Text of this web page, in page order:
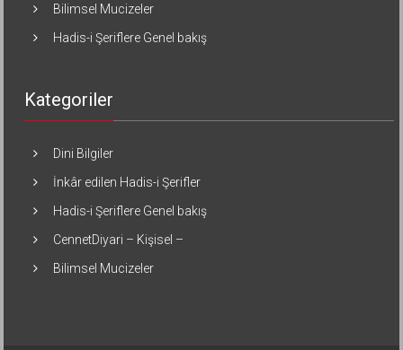
Bilimsel Mucizeler
Hadis-i Şeriflere Genel bakış
Kategoriler
Dini Bilgiler
İnkâr edilen Hadis-i Şerifler
Hadis-i Şeriflere Genel bakış
CennetDiyari – Kişisel –
Bilimsel Mucizeler